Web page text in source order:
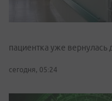
пациентка уже
сегодня, 05:24